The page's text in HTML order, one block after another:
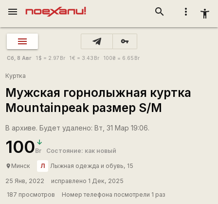
more_vert accessibility_new
search
menu
vpn_key
Сб, 8 Авг 1 $ = 2.97 Br 1€ = 3.43 Br 100₴ = 6.65 Br
Куртка
Мужская горнолыжная куртка
Mountainpeak размер S/M
В архиве. Будет удалено: Вт, 31 Мар 19:06.
100Br Состояние: как новый
place Минск Л Лыжная одежда и обувь, 15
25 Янв, 2022
исправлено 1 Дек, 2025
187 просмотров
Номер телефона посмотрели 1 раз